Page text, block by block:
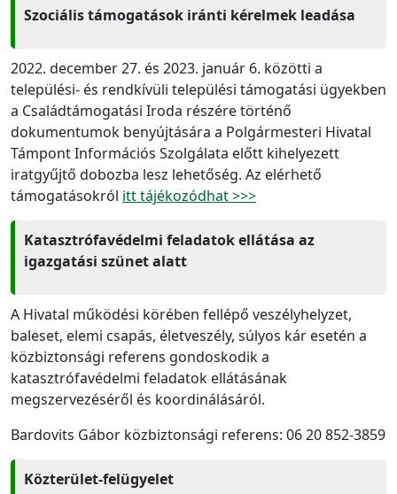
Szociális támogatások iránti kérelmek leadása
2022. december 27. és 2023. január 6. közötti a
települési- és rendkívüli települési támogatási ügyekben
a Családtámogatási Iroda részére történő
dokumentumok benyújtására a Polgármesteri Hivatal
Támpont Információs Szolgálata előtt kihelyezett
iratgyűjtő dobozba lesz lehetőség. Az elérhető
támogatásokról itt tájékozódhat >>>
Katasztrófavédelmi feladatok ellátása az
igazgatási szünet alatt
A Hivatal működési körében fellépő veszélyhelyzet,
baleset, elemi csapás, életveszély, súlyos kár esetén a
közbiztonsági referens gondoskodik a
katasztrófavédelmi feladatok ellátásának
megszervezéséről és koordinálásáról.
Bardovits Gábor közbiztonsági referens: 06 20 852-3859
Közterület-felügyelet